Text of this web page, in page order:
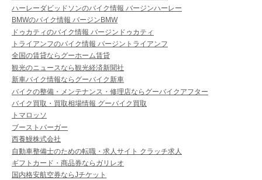
ハーレーダビッドソンのバイク情報 バージンハーレー
BMWのバイク情報 バージンBMW
ドゥカティのバイク情報 バージンドゥカティ
トライアンフのバイク情報 バージントライアンフ
全国の賃貸ならグーホーム賃貸
観光のニュースなら観光経済新聞社
新車バイク情報ならグーバイク新車
バイクの整備・メンテナンス・修理店ならグーバイクアフター
バイク買取・買取相場情報 グーバイク買取
トマロッソ
ブーストバーガー
西養鰻株式会社
自動車整備士のための転職・求人サイト クラッチ求人
ギフトカード・商品券ならガリレオ
国内格安航空券ならJチケット